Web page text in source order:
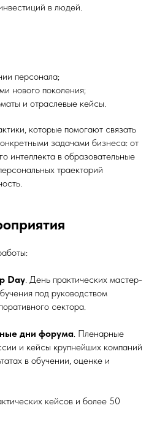
в людей.
персонала;
нового поколения;
и отраслевые кейсы.
которые помогают связать
задачами бизнеса: от
интеллекта в образовательные
траекторий
Day . День практических мастер-
под руководством
сектора.
дни форума . Пленарные
и кейсы крупнейших компаний
в обучении, оценке и
кейсов и более 50